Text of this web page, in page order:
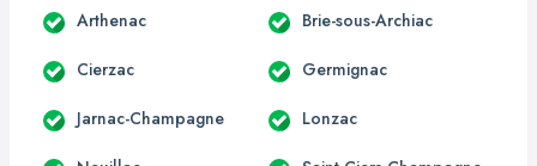
Arthenac Brie-sous-Archiac
Cierzac Germignac
Jarnac-Champagne Lonzac